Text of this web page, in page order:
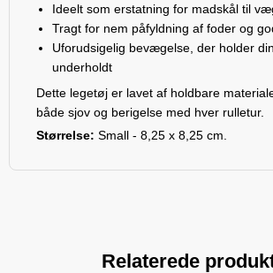
Ideelt som erstatning for madskål til
Tragt for nem påfyldning af foder og
Uforudsigelig bevægelse, der holder
underholdt
Dette legetøj er lavet af holdbare
både sjov og berigelse med hver rulletur.
Størrelse: Small - 8,25 x 8,25 cm.
Relaterede